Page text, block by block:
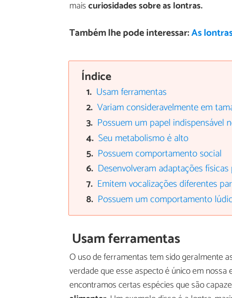
maiscuriosidades sobre as lontras.
Também lhe pode interessar:As
Índice
Usam ferramentas
Variam consideravelmente em
Possuem um papel indispensável
Seu metabolismo é alto
Possuem comportamento social
Desenvolveram adaptações
Emitem vocalizações diferentes
Possuem um comportamento
Usam ferramentas
O uso de ferramentas tem sido geralmente
verdade que esse aspecto é único em
encontramos certas espécies que são